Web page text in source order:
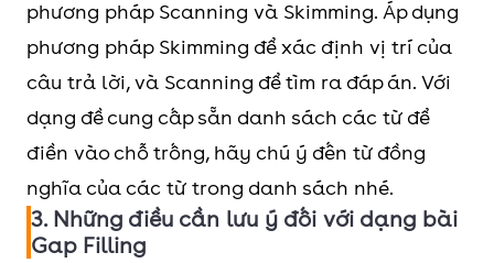
phương pháp Scanning và Skimming. Áp dụng
phương pháp Skimming để xác định vị trí của
câu trả lời, và Scanning để tìm ra đáp án. Với
dạng đề cung cấp sẵn danh sách các từ để
điền vào chỗ trống, hãy chú ý đến từ đồng
nghĩa của các từ trong danh sách nhé.
3. Những điều cần lưu ý đối với dạng bài
Gap Filling